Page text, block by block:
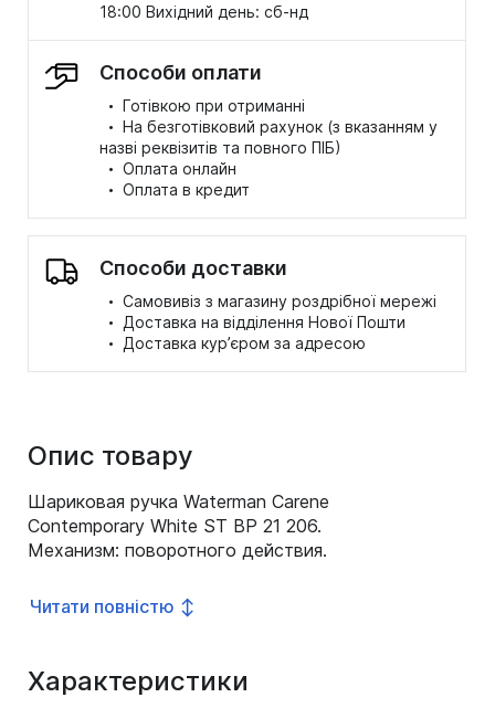
18:00 Вихідний день: сб-нд
Способи оплати
· Готівкою при отриманні
· На безготівковий рахунок (з вказанням у
назві реквізитів та повного ПІБ)
· Оплата онлайн
· Оплата в кредит
Способи доставки
· Самовивіз з магазину роздрібної мережі
· Доставка на відділення Нової Пошти
· Доставка кур’єром за адресою
Опис товару
Шариковая ручка Waterman Carene
Contemporary White ST BP 21 206.
Механизм: поворотного действия.
Особенности: используются
стержни для шариковых ручек
гравировка и специальное
покрытие PVD на колпачке,
Читати повністю ↕
Характеристики